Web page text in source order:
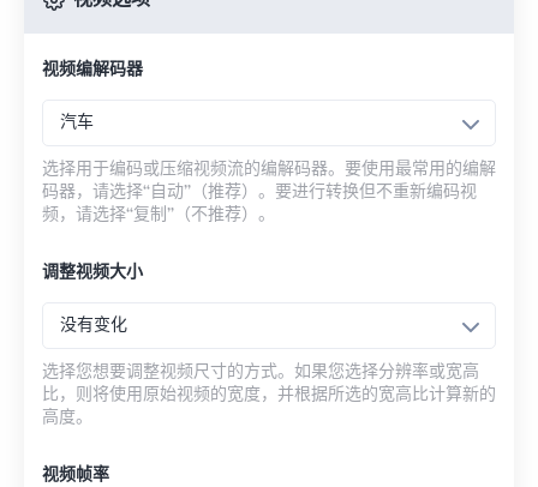
视频编解码器
汽车
选择用于编码或压缩视频流的编解码器。要使用最常用的编解
码器，请选择“自动”（推荐）。要进行转换但不重新编码视
频，请选择“复制”（不推荐）。
调整视频大小
没有变化
选择您想要调整视频尺寸的方式。如果您选择分辨率或宽高
比，则将使用原始视频的宽度，并根据所选的宽高比计算新的
高度。
视频帧率